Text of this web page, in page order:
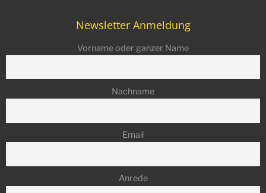
Newsletter Anmeldung
Vorname oder ganzer Name
Nachname
Email
Anrede